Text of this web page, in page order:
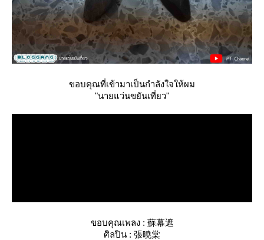
ขอบคุณที่เข้ามาเป็นกำลังใจให้ผม
"นายแว่นขยันเที่ยว"
ขอบคุณเพลง : 蘇幕遮
ศิลปิน : 張曉棠